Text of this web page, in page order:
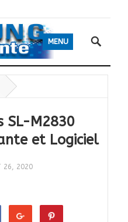
MENU
SL-M2830
et Logiciel
26, 2020